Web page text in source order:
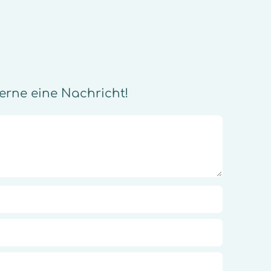
eine Nachricht!